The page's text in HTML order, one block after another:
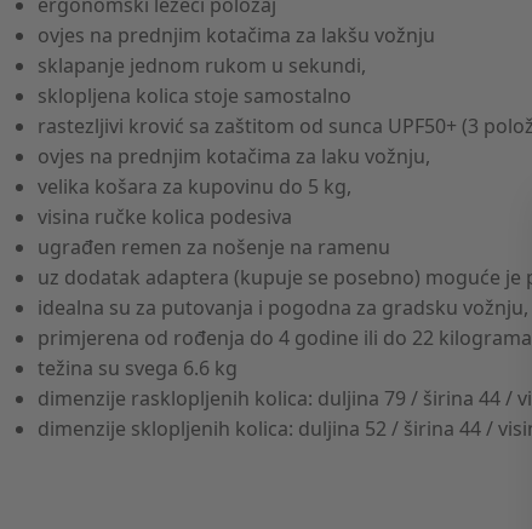
ovjes na prednjim kotačima za lakšu vožnju
sklapanje jednom rukom u sekundi,
sklopljena kolica stoje samostalno
rastezljivi krović sa zaštitom od sunca UPF50+ (3
ovjes na prednjim kotačima za laku vožnju,
velika košara za kupovinu do 5 kg,
visina ručke kolica podesiva
ugrađen remen za nošenje na ramenu
uz dodatak adaptera (kupuje se posebno) moguće je
idealna su za putovanja i pogodna za gradsku
primjerena od rođenja do 4 godine ili do 22 kilograma
težina su svega 6.6 kg
dimenzije rasklopljenih kolica: duljina 79 / širina 44 /
dimenzije sklopljenih kolica: duljina 52 / širina 44 /